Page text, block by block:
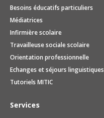
Besoins éducatifs particuliers
Médiatrices
Infirmière scolaire
Travailleuse sociale scolaire
Orientation professionnelle
Echanges et séjours linguistiques
Tutoriels MITIC
Services